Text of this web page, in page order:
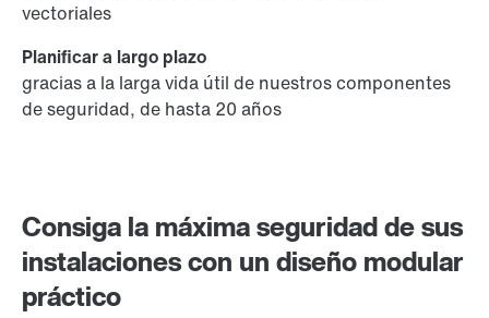
Consiga la máxima seguridad de sus
instalaciones con un diseño modular
práctico
vectoriales
Planificar a largo plazo
gracias a la larga vida útil de nuestros componentes
de seguridad, de hasta 20 años